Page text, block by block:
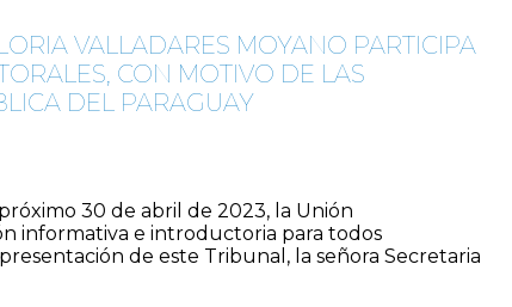
VALLADARES MOYANO PARTICIPA
CON MOTIVO DE LAS
DEL PARAGUAY
30 de abril de 2023, la Unión
informativa e introductoria para todos
de este Tribunal, la señora Secretaria